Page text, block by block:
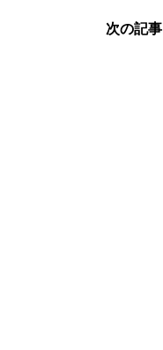
次の記事